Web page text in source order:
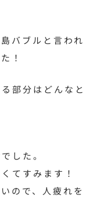
バブルと言われ
！
部分はどんなと
した。
てすみます！
ので、人疲れを